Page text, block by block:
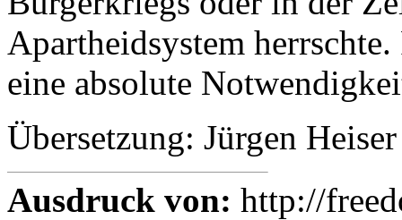
Apartheidsystem
eine absolute
Übersetzung: Jürgen Heiser
Ausdruck von: http://